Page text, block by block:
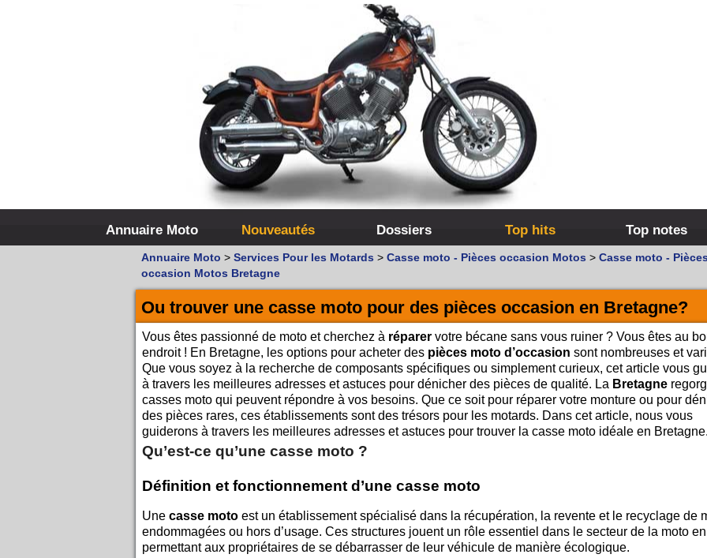
Annuaire Moto Nouveautés Dossiers Top hits Top notes
Annuaire Moto > Services Pour les Motards > Casse moto - Pièces occasion Motos > Casse moto - Pièces
occasion Motos Bretagne
Ou trouver une casse moto pour des pièces occasion en Bretagne?
Vous êtes passionné de moto et cherchez à réparer votre bécane sans vous ruiner ? Vous êtes au
endroit ! En Bretagne, les options pour acheter des pièces moto d’occasion sont nombreuses et
Que vous soyez à la recherche de composants spécifiques ou simplement curieux, cet article vous
à travers les meilleures adresses et astuces pour dénicher des pièces de qualité. La Bretagne
casses moto qui peuvent répondre à vos besoins. Que ce soit pour réparer votre monture ou pour
des pièces rares, ces établissements sont des trésors pour les motards. Dans cet article, nous vous
guiderons à travers les meilleures adresses et astuces pour trouver la casse moto idéale en Bretagne.
Qu’est-ce qu’une casse moto ?
Définition et fonctionnement d’une casse moto
Une casse moto est un établissement spécialisé dans la récupération, la revente et le recyclage de
endommagées ou hors d’usage. Ces structures jouent un rôle essentiel dans le secteur de la moto en
permettant aux propriétaires de se débarrasser de leur véhicule de manière écologique.